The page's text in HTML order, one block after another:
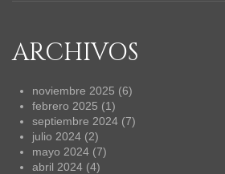
ARCHIVOS
noviembre 2025 (6)
febrero 2025 (1)
septiembre 2024 (7)
julio 2024 (2)
mayo 2024 (7)
abril 2024 (4)